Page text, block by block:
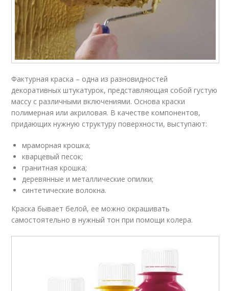
Фактурная краска – одна из разновидностей
декоративных штукатурок, представляющая собой густую
массу с различными включениями. Основа краски
полимерная или акриловая. В качестве компонентов,
придающих нужную структуру поверхности, выступают:
мраморная крошка;
кварцевый песок;
гранитная крошка;
деревянные и металлические опилки;
синтетические волокна.
Краска бывает белой, ее можно окрашивать
самостоятельно в нужный тон при помощи колера.